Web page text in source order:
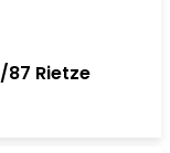
87 Rietze